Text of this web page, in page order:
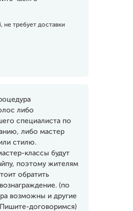
не требует доставки
либо
специалиста по
либо мастер
стилю.
классы будут
поэтому жителям
обратить
(по
возможны и другие
договоримся)